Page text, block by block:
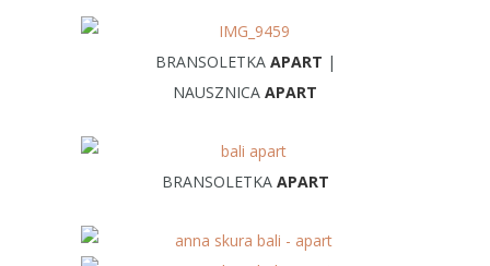
BRANSOLETKA APART |
NAUSZNICA APART
BRANSOLETKA APART